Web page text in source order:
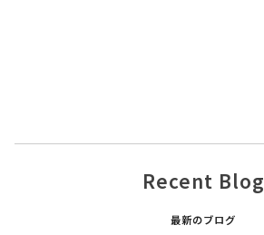
Recent Blog
最新のブログ